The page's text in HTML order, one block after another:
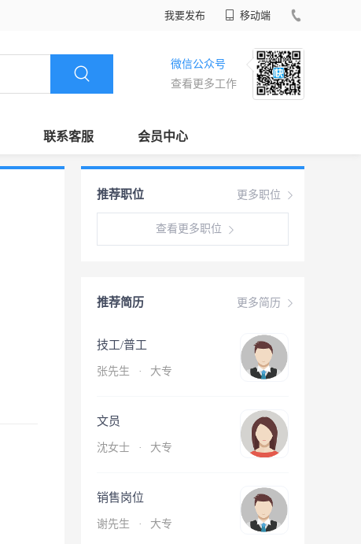
我要发布 移动端
微信公众号
查看更多工作
联系客服 会员中心
更多职位
推荐职位
查看更多职位
更多简历
推荐简历
技工/普工
张先生 · 大专
文员
沈女士 · 大专
销售岗位
谢先生 · 大专